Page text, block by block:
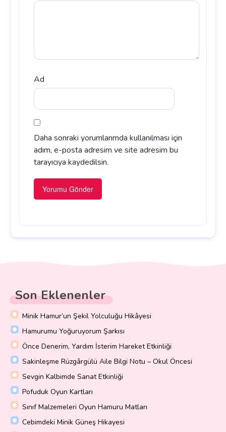
Ad
Daha sonraki yorumlarımda kullanılması için
adım, e-posta adresim ve site adresim bu
tarayıcıya kaydedilsin.
Son Eklenenler
Minik Hamur’un Şekil Yolculuğu Hikâyesi
Hamurumu Yoğuruyorum Şarkısı
Önce Denerim, Yardım İsterim Hareket Etkinliği
Sakinleşme Rüzgârgülü Aile Bilgi Notu – Okul Öncesi
Sevgin Kalbimde Sanat Etkinliği
Pofuduk Oyun Kartları
Sınıf Malzemeleri Oyun Hamuru Matları
Cebimdeki Minik Güneş Hikayesi